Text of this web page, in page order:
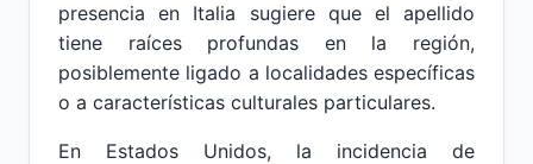
presencia en Italia sugiere que el apellido
tiene raíces profundas en la región,
posiblemente ligado a localidades específicas
o a características culturales particulares.
En Estados Unidos, la incidencia de